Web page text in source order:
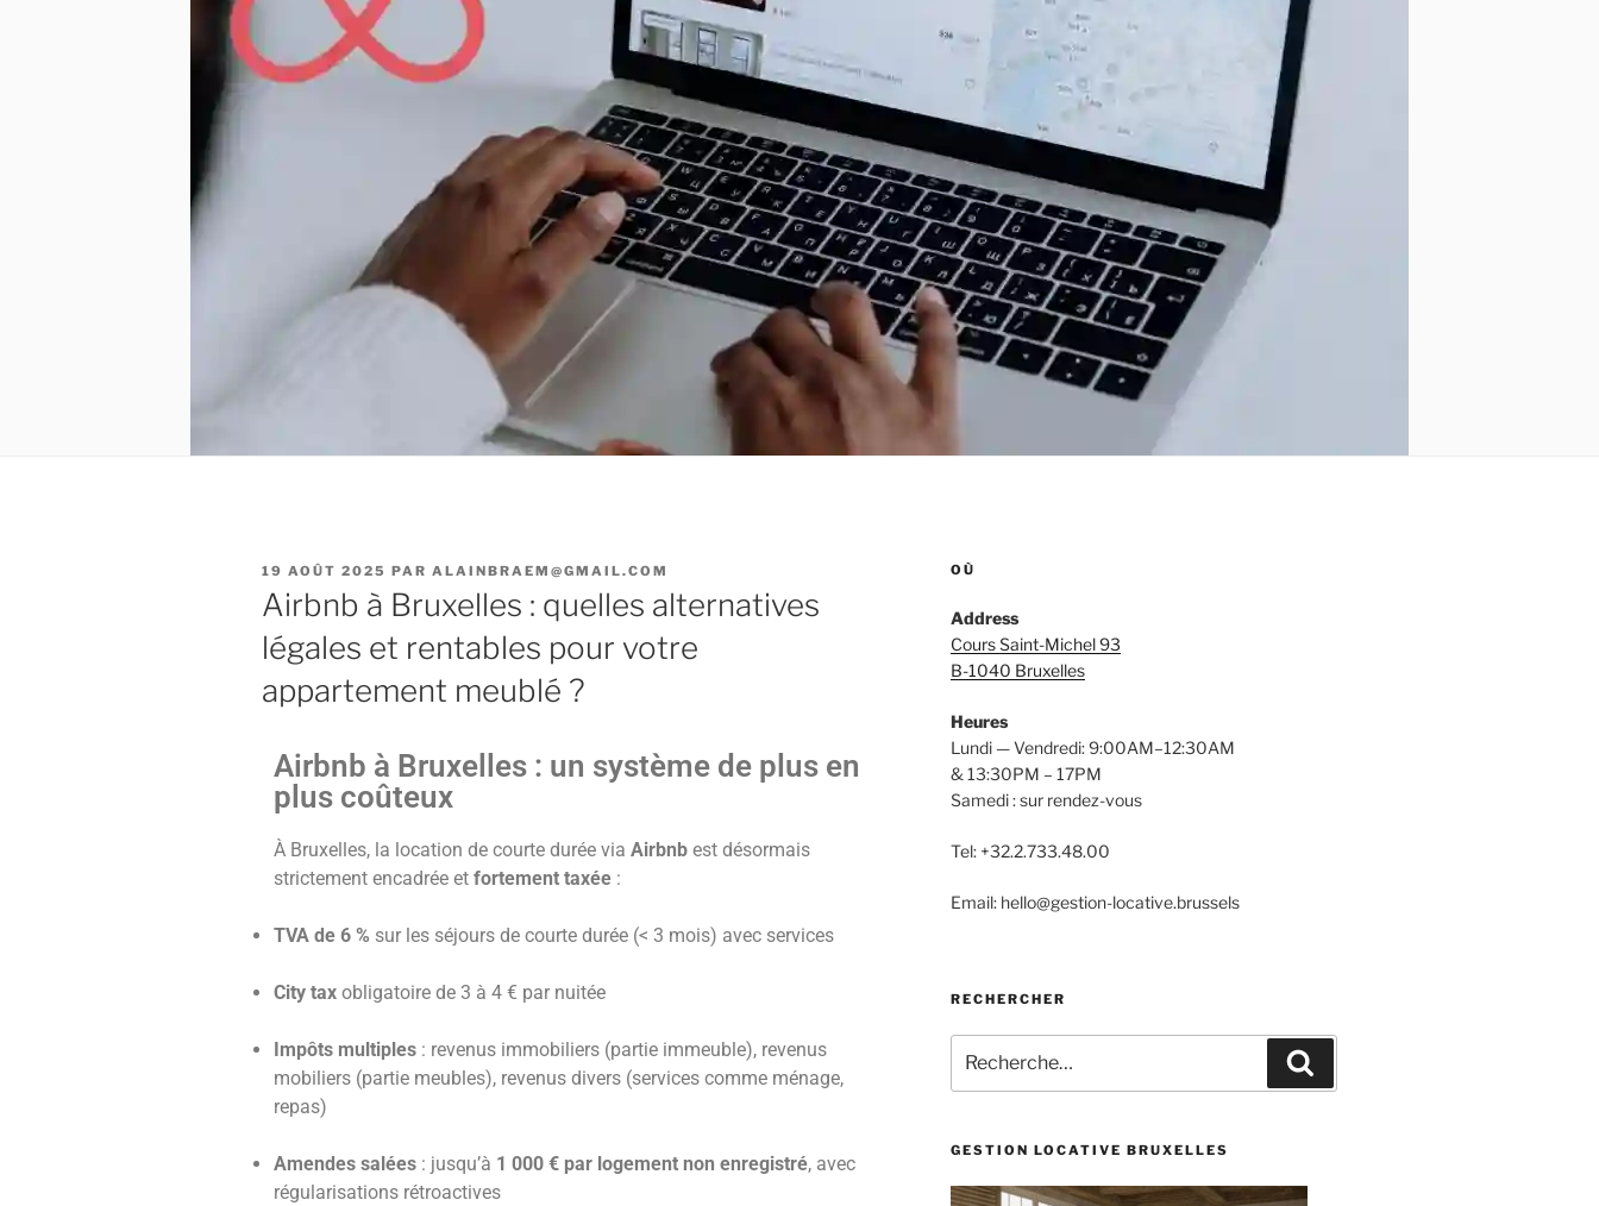
19 AOÛT 2025 PAR ALAINBRAEM@GMAIL.COM
Airbnb à Bruxelles : quelles alternatives
légales et rentables pour votre
appartement meublé ?
Airbnb à Bruxelles : un système de plus en
plus coûteux
À Bruxelles, la location de courte durée via Airbnb est désormais
strictement encadrée et fortement taxée :
TVA de 6 % sur les séjours de courte durée (< 3 mois) avec services
City tax obligatoire de 3 à 4 € par nuitée
Impôts multiples : revenus immobiliers (partie immeuble), revenus
mobiliers (partie meubles), revenus divers (services comme ménage,
repas)
Amendes salées : jusqu’à 1 000 € par logement non enregistré, avec
régularisations rétroactives
OÙ
Address
Cours Saint-Michel 93
B-1040 Bruxelles
Heures
Lundi — Vendredi: 9:00AM–12:30AM
& 13:30PM – 17PM
Samedi : sur rendez-vous
Tel: +32.2.733.48.00
Email: hello@gestion-locative.brussels
RECHERCHER
GESTION LOCATIVE BRUXELLES